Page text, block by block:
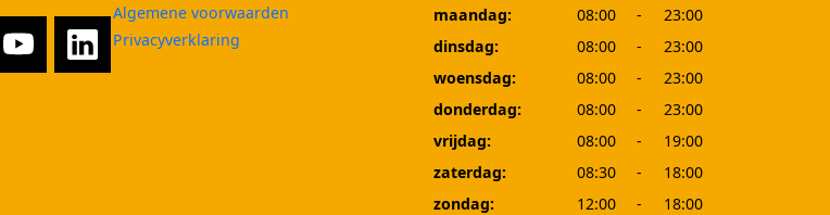
Algemene voorwaarden
Privacyverklaring
maandag: 08:00 -
23:00
dinsdag:
08:00 -
23:00
woensdag:
08:00 -
23:00
donderdag:
08:00 -
23:00
vrijdag:
08:00 -
19:00
zaterdag:
08:30 -
18:00
zondag:
12:00 - 18:00